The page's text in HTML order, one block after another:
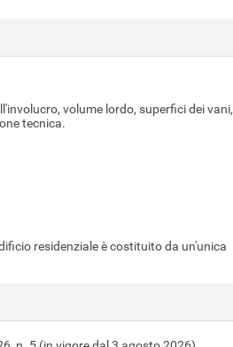
volume lordo, superfici dei vani,
tecnica.
residenziale è costituito da un'unica